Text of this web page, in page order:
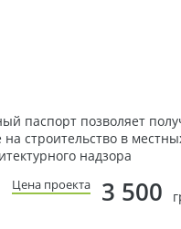
паспорт позволяет
строительство в
надзора
Цена проекта 3 500